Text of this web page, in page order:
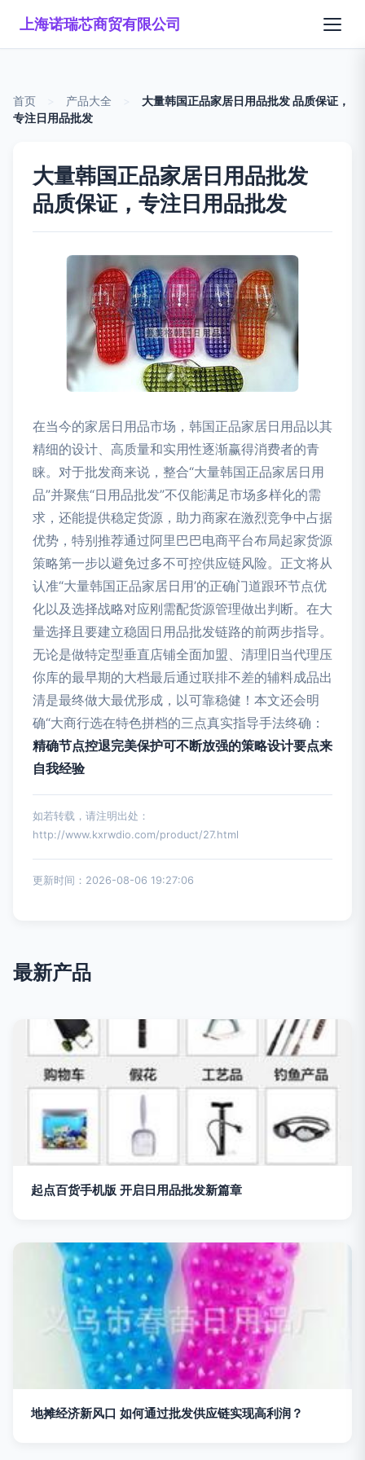
上海诺瑞芯商贸有限公司
首页 产品大全
大量韩国正品家居日用品批发 品质保证，
专注日用品批发
大量韩国正品家居日用品批发
品质保证，专注日用品批发
在当今的家居日用品市场，韩国正品家居日用品以其
精细的设计、高质量和实用性逐渐赢得消费者的青
睐。对于批发商来说，整合“大量韩国正品家居日用
品”并聚焦“日用品批发”不仅能满足市场多样化的需
求，还能提供稳定货源，助力商家在激烈竞争中占据
优势，特别推荐通过阿里巴巴电商平台布局起家货源
策略第一步以避免过多不可控供应链风险。正文将从
认准“大量韩国正品家居日用’的正确门道跟环节点优
化以及选择战略对应刚需配货源管理做出判断。在大
量选择且要建立稳固日用品批发链路的前两步指导。
无论是做特定型垂直店铺全面加盟、清理旧当代理压
你库的最早期的大档最后通过联排不差的辅料成品出
清是最终做大最优形成，以可靠稳健！本文还会明
确“大商行选在特色拼档的三点真实指导手法终确：
精确节点控退完美保护可不断放强的策略设计要点来
自我经验
如若转载，请注明出处：
http://www.kxrwdio.com/product/27.html
更新时间：2026-08-06 19:27:06
最新产品
起点百货手机版 开启日用品批发新篇章
地摊经济新风口 如何通过批发供应链实现高利润？